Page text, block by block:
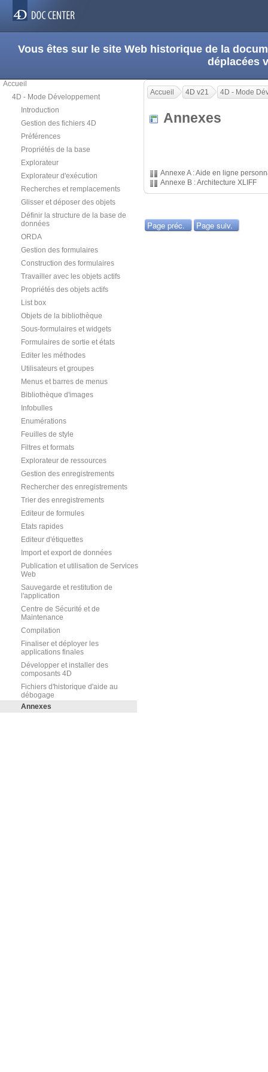
Vous êtes sur le site Web historique de la
déplacées
Accueil
4D - Mode Développement
Introduction
Gestion des fichiers 4D
Préférences
Propriétés de la base
Explorateur
Explorateur d'exécution
Recherches et remplacements
Glisser et déposer des objets
Définir la structure de la base de
données
ORDA
Gestion des formulaires
Construction des formulaires
Travailler avec les objets actifs
Propriétés des objets actifs
List box
Objets de la bibliothèque
Sous-formulaires et widgets
Formulaires de sortie et états
Editer les méthodes
Utilisateurs et groupes
Menus et barres de menus
Bibliothèque d'images
Infobulles
Enumérations
Feuilles de style
Filtres et formats
Explorateur de ressources
Gestion des enregistrements
Rechercher des enregistrements
Trier des enregistrements
Editeur de formules
Etats rapides
Editeur d'étiquettes
Import et export de données
Publication et utilisation de Services
Web
Sauvegarde et restitution de
l'application
Centre de Sécurité et de
Maintenance
Compilation
Finaliser et déployer les
applications finales
Développer et installer des
composants 4D
Fichiers d'historique d'aide au
débogage
Annexes
Accueil 4D v21 4D - Mode
Annexes
Annexe A : Aide en ligne
Annexe B : Architecture XLIFF
Page préc. Page suiv.